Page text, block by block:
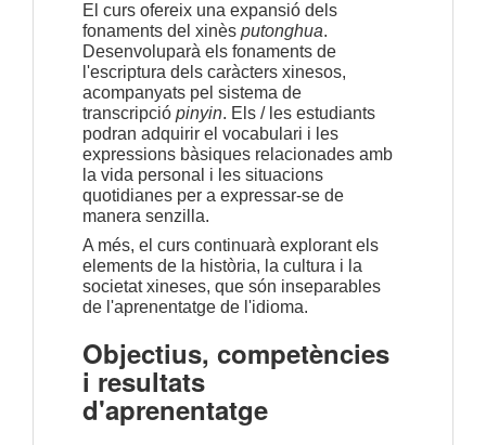
El curs ofereix una expansió dels
fonaments del xinès putonghua.
Desenvoluparà els fonaments de
l'escriptura dels caràcters xinesos,
acompanyats pel sistema de
transcripció pinyin. Els / les estudiants
podran adquirir el vocabulari i les
expressions bàsiques relacionades amb
la vida personal i les situacions
quotidianes per a expressar-se de
manera senzilla.
A més, el curs continuarà explorant els
elements de la història, la cultura i la
societat xineses, que són inseparables
de l'aprenentatge de l'idioma.
Objectius, competències
i resultats
d'aprenentatge